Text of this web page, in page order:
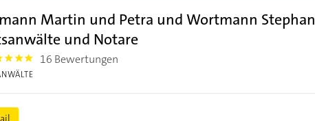
Martin und Petra und Wortmann Stephan
und Notare
16 Bewertungen